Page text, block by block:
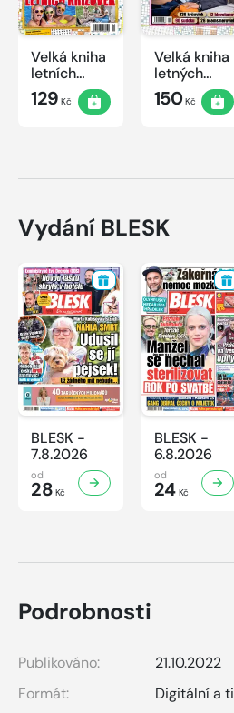
Velká kniha
letních
křížovek
2026
129 Kč
Velká kniha
letných
krížoviek s
TV JOJ
150Kč
Vydání BLESK
BLESK -
7.8.2026
od
28 Kč
BLESK -
6.8.2026
od
24Kč
Podrobnosti
Publikováno:
21.10.2022
Formát:
Digitální a